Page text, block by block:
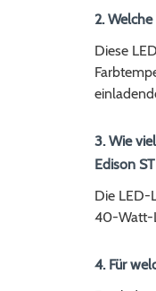
2.
Diese
3. Wie
Edison
Die LED-
40-Watt-
4. Für